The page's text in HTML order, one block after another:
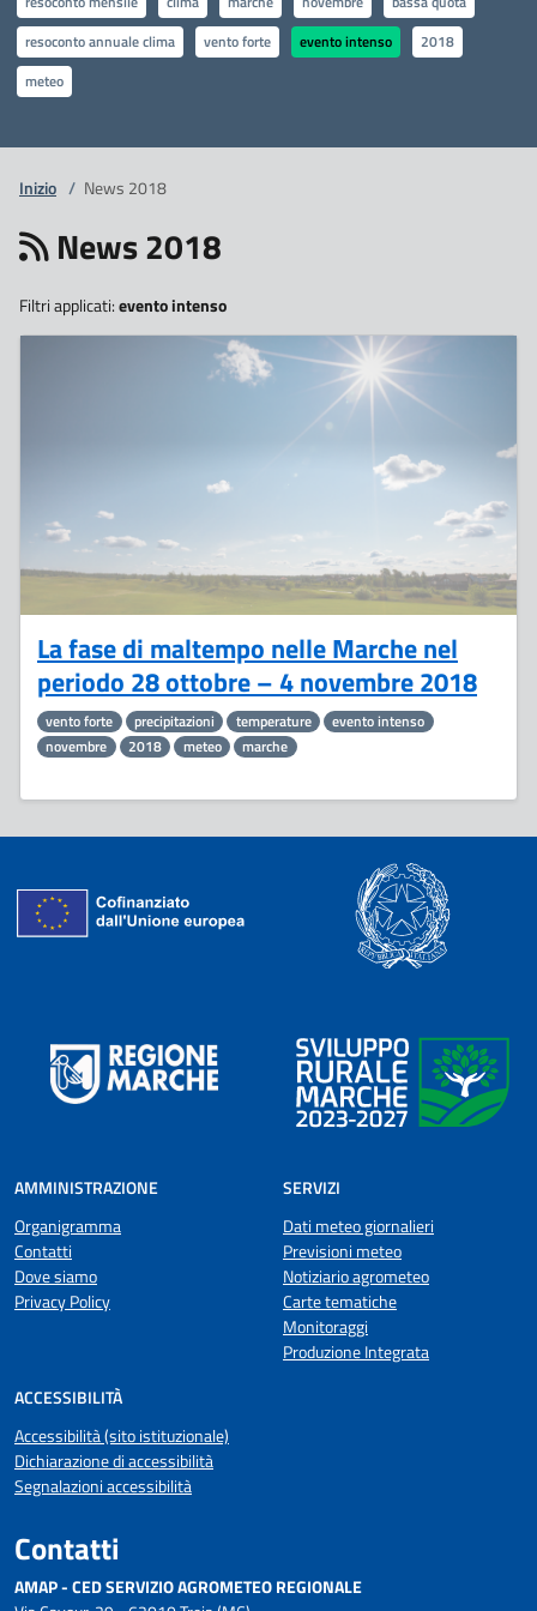
resoconto annuale clima
vento forte evento intenso
2018
meteo
Inizio / News 2018
News 2018
Filtri applicati:evento intenso
La fase di maltempo nelle Marche nel
periodo 28 ottobre – 4 novembre 2018
vento forte precipitazioni temperature
evento intenso
novembre
2018 meteo marche
AMMINISTRAZIONE
Organigramma
Contatti
Dove siamo
Privacy Policy
SERVIZI
Dati meteo giornalieri
Previsioni meteo
Notiziario agrometeo
Carte tematiche
Monitoraggi
Produzione Integrata
ACCESSIBILITÀ
Accessibilità (sito istituzionale)
Dichiarazione di accessibilità
Segnalazioni accessibilità
Contatti
AMAP - CED SERVIZIO AGROMETEO REGIONALE